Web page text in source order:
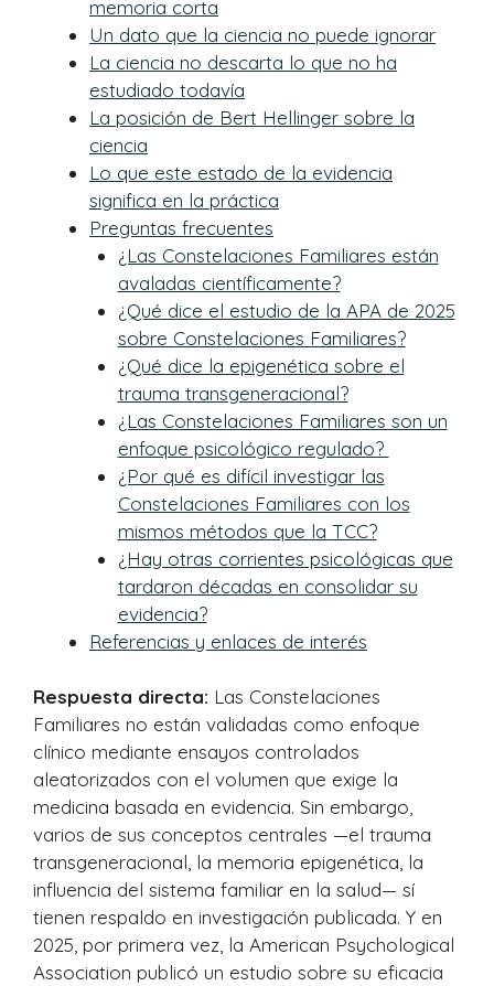
memoria corta
Un dato que la ciencia no puede ignorar
La ciencia no descarta lo que no ha
estudiado todavía
La posición de Bert Hellinger sobre la
ciencia
Lo que este estado de la evidencia
significa en la práctica
Preguntas frecuentes
¿Las Constelaciones Familiares están
avaladas científicamente?
¿Qué dice el estudio de la APA de 2025
sobre Constelaciones Familiares?
¿Qué dice la epigenética sobre el
trauma transgeneracional?
¿Las Constelaciones Familiares son un
enfoque psicológico regulado?
¿Por qué es difícil investigar las
Constelaciones Familiares con los
mismos métodos que la TCC?
¿Hay otras corrientes psicológicas que
tardaron décadas en consolidar su
evidencia?
Referencias y enlaces de interés
Respuesta directa: Las Constelaciones
Familiares no están validadas como enfoque
clínico mediante ensayos controlados
aleatorizados con el volumen que exige la
medicina basada en evidencia. Sin embargo,
varios de sus conceptos centrales —el trauma
transgeneracional, la memoria epigenética, la
influencia del sistema familiar en la salud— sí
tienen respaldo en investigación publicada. Y en
2025, por primera vez, la American Psychological
Association publicó un estudio sobre su eficacia